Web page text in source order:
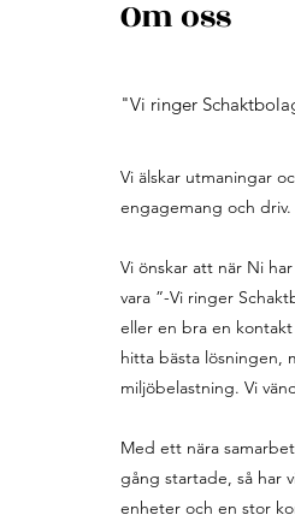
Om oss
"Vi ringer
Vi älskar utmaningar
engagemang och driv.
Vi önskar att när Ni
vara ”-Vi ringer
eller en bra en
hitta bästa lösningen,
miljöbelastning. Vi
Med ett nära
gång startade, så har
enheter och en stor